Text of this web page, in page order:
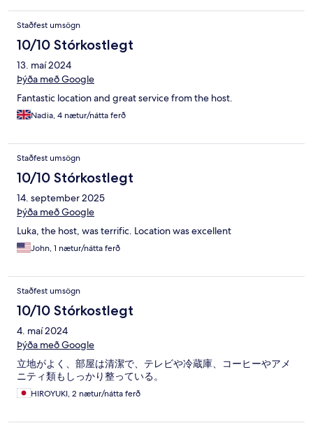
Staðfest umsögn
10/10 Stórkostlegt
13. maí 2024
Þýða með Google
Fantastic location and great service from the host.
Nadia, 4 nætur/nátta ferð
Staðfest umsögn
10/10 Stórkostlegt
14. september 2025
Þýða með Google
Luka, the host, was terrific. Location was excellent
John, 1 nætur/nátta ferð
Staðfest umsögn
10/10 Stórkostlegt
4. maí 2024
Þýða með Google
立地がよく、部屋は清潔で、テレビや冷蔵庫、コーヒーやアメ
ニティ類もしっかり整っている。
HIROYUKI, 2 nætur/nátta ferð